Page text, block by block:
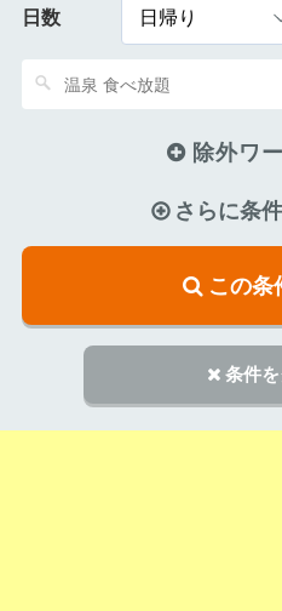
日数
除外ワ
さらに条
この条
条件